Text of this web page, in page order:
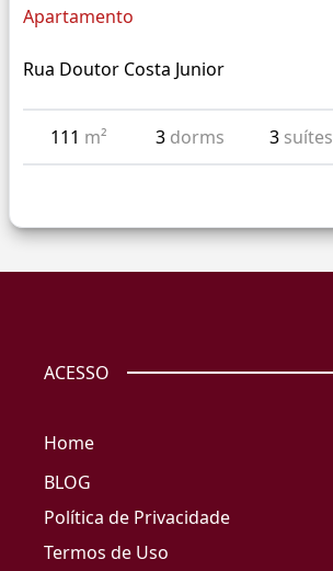
Apartamento
Rua Doutor Costa Junior
111 m² 3 dorms 3 suítes
ACESSO
Home
BLOG
Política de Privacidade
Termos de Uso